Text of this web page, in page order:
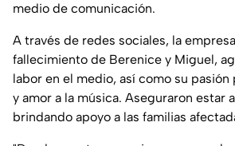
medio de comunicación.
A través de redes sociales, la
fallecimiento de Berenice y Miguel,
labor en el medio, así como su
y amor a la música. Aseguraron estar
brindando apoyo a las familias